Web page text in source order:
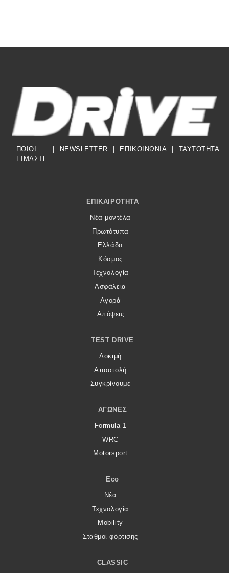
ΠΟΙΟΙ
ΕΙΜΑΣΤΕ
NEWSLETTER ΕΠΙΚΟΙΝΩΝΙΑ TAYTOTHTA
Footer Menu
ΕΠΙΚΑΙΡΌΤΗΤΑ
Νέα μοντέλα
Πρωτότυπα
Ελλάδα
Κόσμος
Τεχνολογία
Ασφάλεια
Αγορά
Απόψεις
TEST DRIVE
Δοκιμή
Αποστολή
Συγκρίνουμε
ΑΓΏΝΕΣ
Formula 1
WRC
Motorsport
Eco
Νέα
Τεχνολογία
Mobility
Σταθμοί φόρτισης
CLASSIC